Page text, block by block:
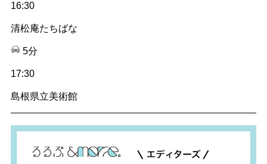
16:30
清松庵たちばな
5分
17:30
島根県立美術館